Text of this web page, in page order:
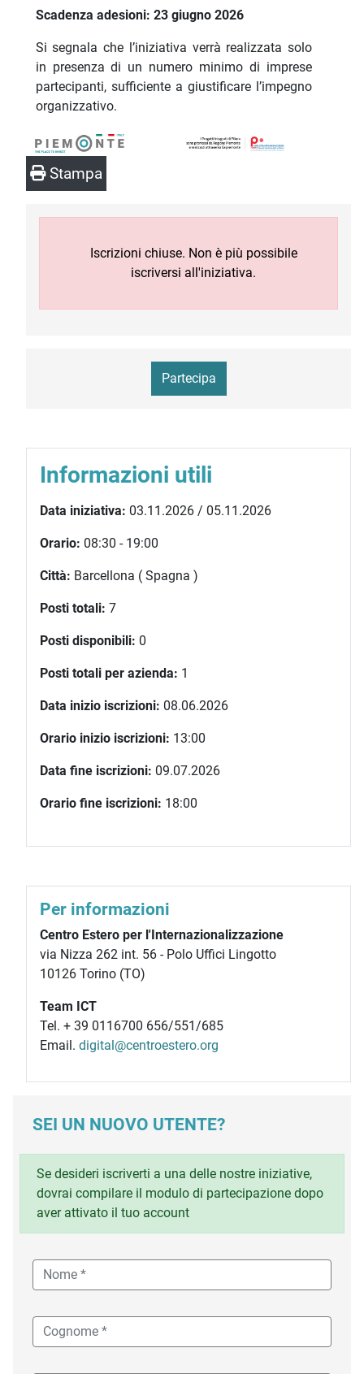
Scadenza adesioni: 23 giugno 2026
Si segnala che l’iniziativa verrà realizzata solo
in presenza di un numero minimo di imprese
partecipanti, sufficiente a giustificare l’impegno
organizzativo.
Stampa
Iscrizioni chiuse. Non è più possibile
iscriversi all'iniziativa.
Partecipa
Informazioni utili
Data iniziativa: 03.11.2026 / 05.11.2026
Orario: 08:30 - 19:00
Città: Barcellona ( Spagna )
Posti totali: 7
Posti disponibili: 0
Posti totali per azienda: 1
Data inizio iscrizioni: 08.06.2026
Orario inizio iscrizioni: 13:00
Data fine iscrizioni: 09.07.2026
Orario fine iscrizioni: 18:00
Per informazioni
Centro Estero per l'Internazionalizzazione
via Nizza 262 int. 56 - Polo Uffici Lingotto
10126 Torino (TO)
Team ICT
Tel. + 39 0116700 656/551/685
Email. digital@centroestero.org
SEI UN NUOVO UTENTE?
Se desideri iscriverti a una delle nostre iniziative,
dovrai compilare il modulo di partecipazione dopo
aver attivato il tuo account